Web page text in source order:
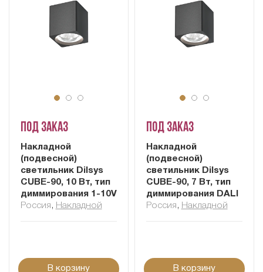
Под заказ
Накладной
(подвесной)
светильник Dilsys
CUBE-90, 10 Вт, тип
диммирования 1-10V
Россия , Накладной
В корзину
Под заказ
Накладной
(подвесной)
светильник Dilsys
CUBE-90, 7 Вт, тип
диммирования DALI
Россия , Накладной
В корзину